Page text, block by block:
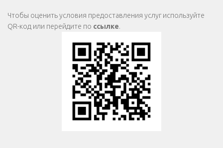
Чтобы оценить условия предоставления услуг используйте
QR-код или перейдите по ссылке.